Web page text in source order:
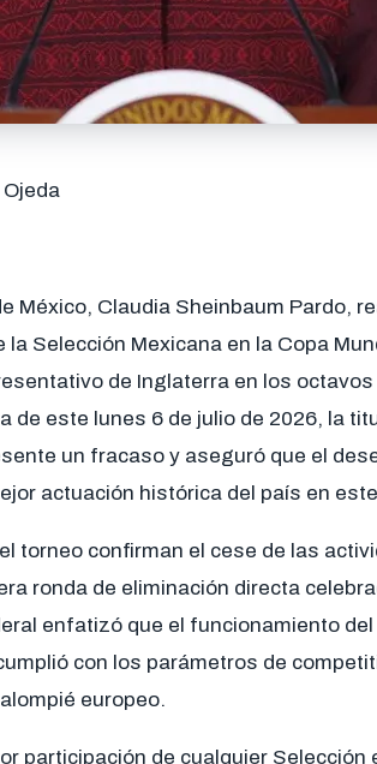
México, Claudia Sheinbaum Pardo,
la Selección Mexicana en la Copa
de Inglaterra en los
de este lunes 6 de julio de 2026, la
un fracaso y aseguró que el
actuación histórica del país en
torneo confirman el cese de las
ronda de eliminación directa
enfatizó que el funcionamiento
con los parámetros de
europeo.
participación de cualquier Selección